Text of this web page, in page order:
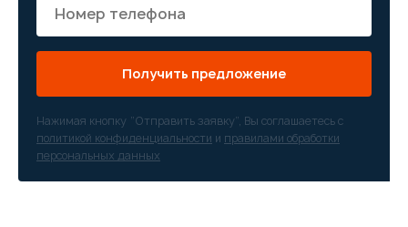
Получить предложение
Нажимая кнопку “Отправить заявку”, Вы соглашаетесь с
политикой конфиденциальности и правилами обработки
персональных данных